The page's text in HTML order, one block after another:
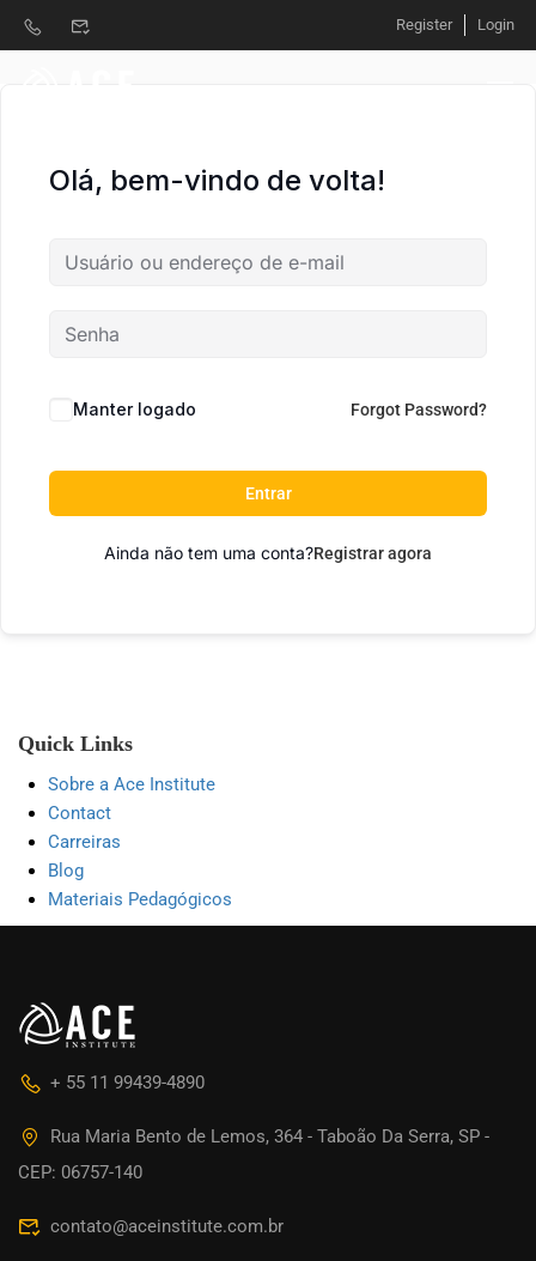
Register Login
Olá, bem-vindo de volta!
Manter logado Forgot Password?
Entrar
Ainda não tem uma conta?Registrar agora
Quick Links
Sobre a Ace Institute
Contact
Carreiras
Blog
Materiais Pedagógicos
+ 55 11 99439-4890
Rua Maria Bento de Lemos, 364 - Taboão Da Serra, SP -
CEP: 06757-140
contato@aceinstitute.com.br